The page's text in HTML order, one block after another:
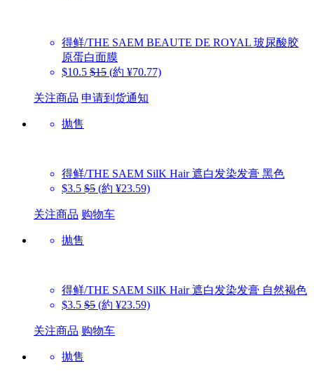
得鲜/THE SAEM BEAUTE DE ROYAL 玻尿酸胶
原蛋白面膜
$10.5 $15 (約 ¥70.77)
关注商品 申请到货通知
抛售
得鲜/THE SAEM SilK Hair 遮白发染发膏 黑色
$3.5 $5 (約 ¥23.59)
关注商品 购物车
抛售
得鲜/THE SAEM SilK Hair 遮白发染发膏 自然褐色
$3.5 $5 (約 ¥23.59)
关注商品 购物车
抛售